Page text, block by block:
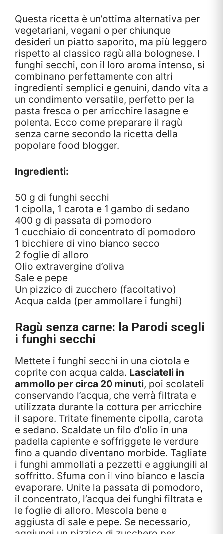
Questa ricetta è un’ottima alternativa per
vegetariani, vegani o per chiunque
desideri un piatto saporito, ma più leggero
rispetto al classico ragù alla bolognese. I
funghi secchi, con il loro aroma intenso, si
combinano perfettamente con altri
ingredienti semplici e genuini, dando vita a
un condimento versatile, perfetto per la
pasta fresca o per arricchire lasagne e
polenta. Ecco come preparare il ragù
senza carne secondo la ricetta della
popolare food blogger.
Ingredienti:
50 g di funghi secchi
1 cipolla, 1 carota e 1 gambo di sedano
400 g di passata di pomodoro
1 cucchiaio di concentrato di pomodoro
1 bicchiere di vino bianco secco
2 foglie di alloro
Olio extravergine d’oliva
Sale e pepe
Un pizzico di zucchero (facoltativo)
Acqua calda (per ammollare i funghi)
Ragù senza carne: la Parodi scegli
i funghi secchi
Mettete i funghi secchi in una ciotola e
coprite con acqua calda. Lasciateli in
ammollo per circa 20 minuti, poi scolateli
conservando l’acqua, che verrà filtrata e
utilizzata durante la cottura per arricchire
il sapore. Tritate finemente cipolla, carota
e sedano. Scaldate un filo d’olio in una
padella capiente e soffriggete le verdure
fino a quando diventano morbide. Tagliate
i funghi ammollati a pezzetti e aggiungili al
soffritto. Sfuma con il vino bianco e lascia
evaporare. Unite la passata di pomodoro,
il concentrato, l’acqua dei funghi filtrata e
le foglie di alloro. Mescola bene e
aggiusta di sale e pepe. Se necessario,